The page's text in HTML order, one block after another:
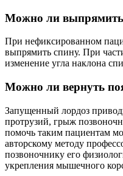
Можно ли выпрямить
При нефиксированном
выпрямить спину. При
изменение угла наклона
Можно ли вернуть
Запущенный лордоз
протрузий, грыж
помочь таким пациентам
авторскому методу
позвоночнику его
укрепления мышечного